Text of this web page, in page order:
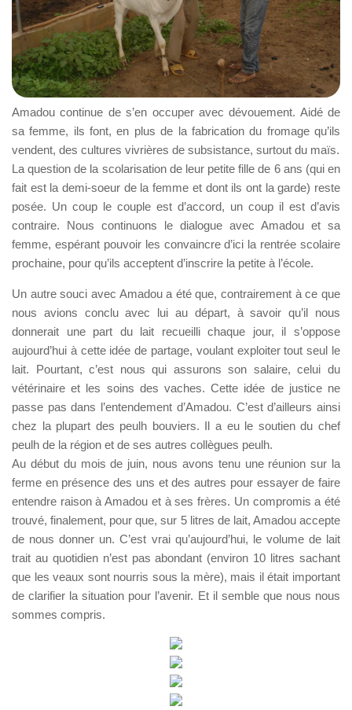
Amadou continue de s’en occuper avec dévouement. Aidé de
sa femme, ils font, en plus de la fabrication du fromage qu’ils
vendent, des cultures vivrières de subsistance, surtout du maïs.
La question de la scolarisation de leur petite fille de 6 ans (qui en
fait est la demi-soeur de la femme et dont ils ont la garde) reste
posée. Un coup le couple est d’accord, un coup il est d’avis
contraire. Nous continuons le dialogue avec Amadou et sa
femme, espérant pouvoir les convaincre d’ici la rentrée scolaire
prochaine, pour qu’ils acceptent d’inscrire la petite à l’école.
Un autre souci avec Amadou a été que, contrairement à ce que
nous avions conclu avec lui au départ, à savoir qu’il nous
donnerait une part du lait recueilli chaque jour, il s’oppose
aujourd’hui à cette idée de partage, voulant exploiter tout seul le
lait. Pourtant, c’est nous qui assurons son salaire, celui du
vétérinaire et les soins des vaches. Cette idée de justice ne
passe pas dans l’entendement d’Amadou. C’est d’ailleurs ainsi
chez la plupart des peulh bouviers. Il a eu le soutien du chef
peulh de la région et de ses autres collègues peulh.
Au début du mois de juin, nous avons tenu une réunion sur la
ferme en présence des uns et des autres pour essayer de faire
entendre raison à Amadou et à ses frères. Un compromis a été
trouvé, finalement, pour que, sur 5 litres de lait, Amadou accepte
de nous donner un. C’est vrai qu’aujourd’hui, le volume de lait
trait au quotidien n’est pas abondant (environ 10 litres sachant
que les veaux sont nourris sous la mère), mais il était important
de clarifier la situation pour l’avenir. Et il semble que nous nous
sommes compris.